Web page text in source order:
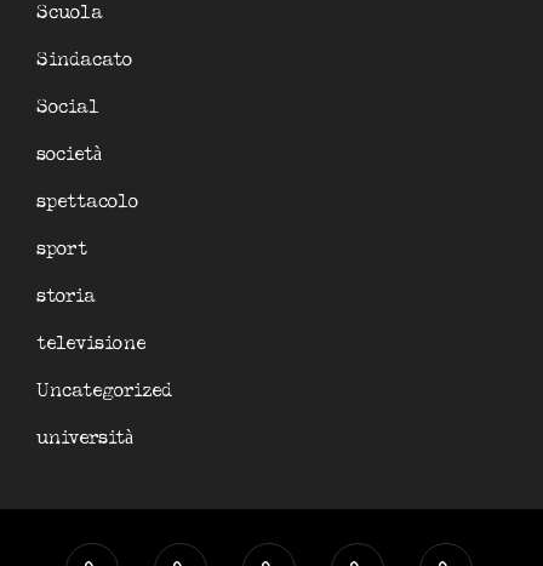
Scuola
Sindacato
Social
società
spettacolo
sport
storia
televisione
Uncategorized
università